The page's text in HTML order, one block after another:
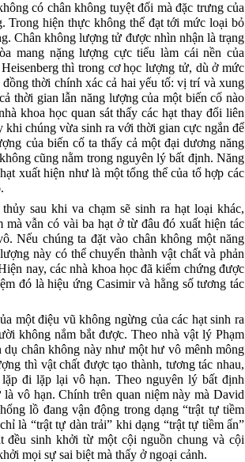
có chân không tuyệt đối mà đặc trưng của
Trong hiện thực không thể đạt tới mức loại bỏ
Chân không lượng tử được nhìn nhận là trạng
mang nặng lượng cực tiểu làm cái nền của
thì trong cơ học lượng tử, dù ở mức
thời chính xác cả hai yếu tố: vị trí và xung
thời gian lẫn năng lượng của một biến cố nào
khoa học quan sát thấy các hạt thay đổi liên
khi chúng vừa sinh ra với thời gian cực ngắn để
của biến cố ta thấy cả một đại dương năng
cũng nằm trong nguyên lý bất định. Năng
xuất hiện như là một tổng thể của tổ hợp các
sau khi va chạm sẽ sinh ra hạt loại khác,
vẫn có vài ba hạt ở từ đâu đó xuất hiện tác
Nếu chúng ta đặt vào chân không một năng
này có thể chuyển thành vật chất và phản
nay, các nhà khoa học đã kiểm chứng được
đó là hiệu ứng Casimir và hằng số tương tác
một điệu vũ không ngừng của các hạt sinh ra
không nắm bắt được. Theo nhà vật lý Phạm
dụ chân không này như một hư vô mênh mông
thì vật chất được tạo thành, tương tác nhau,
lặp đi lặp lại vô hạn.Theo nguyên lý bất định
là vô hạn. Chính trên quan niệm này mà David
lồ đang vận động trong dạng “trật tự tiềm
là “trật tự dàn trải” khi dạng “trật tự tiềm ẩn”
đều sinh khởi từ một cội nguồnchung và cội
mọi sự sai biệt mà thấy ở ngoại cảnh.